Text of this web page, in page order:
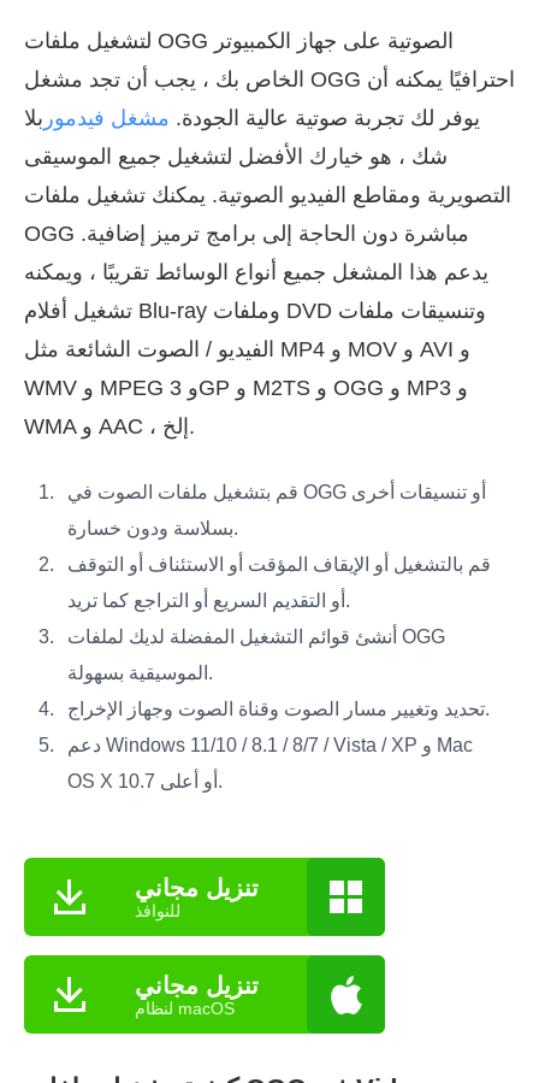
لتشغيل ملفات OGG الصوتية على جهاز الكمبيوتر
الخاص بك ، يجب أن تجد مشغل OGG احترافيًا يمكنه أن
يوفر لك تجربة صوتية عالية الجودة. مشغل فيدمور بلا
شك ، هو خيارك الأفضل لتشغيل جميع الموسيقى
التصويرية ومقاطع الفيديو الصوتية. يمكنك تشغيل ملفات
OGG مباشرة دون الحاجة إلى برامج ترميز إضافية.
يدعم هذا المشغل جميع أنواع الوسائط تقريبًا ، ويمكنه
تشغيل أفلام Blu-ray وملفات DVD وتنسيقات ملفات
الفيديو / الصوت الشائعة مثل MP4 و MOV و AVI و
WMV و MPEG و 3GP و M2TS و OGG و MP3 و
WMA و AAC ، إلخ.
قم بتشغيل ملفات الصوت في OGG أو تنسيقات أخرى
بسلاسة ودون خسارة.
قم بالتشغيل أو الإيقاف المؤقت أو الاستئناف أو التوقف
أو التقديم السريع أو التراجع كما تريد.
أنشئ قوائم التشغيل المفضلة لديك لملفات OGG
الموسيقية بسهولة.
تحديد وتغيير مسار الصوت وقناة الصوت وجهاز الإخراج.
دعم Windows 11/10 / 8.1 / 8/7 / Vista / XP و Mac
OS X 10.7 أو أعلى.
تنزيل مجاني
للنوافذ
تنزيل مجاني
لنظام macOS